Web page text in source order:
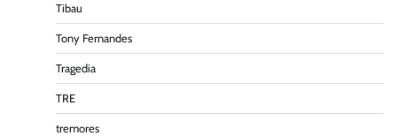
Tibau
Tony Fernandes
Tragedia
TRE
tremores